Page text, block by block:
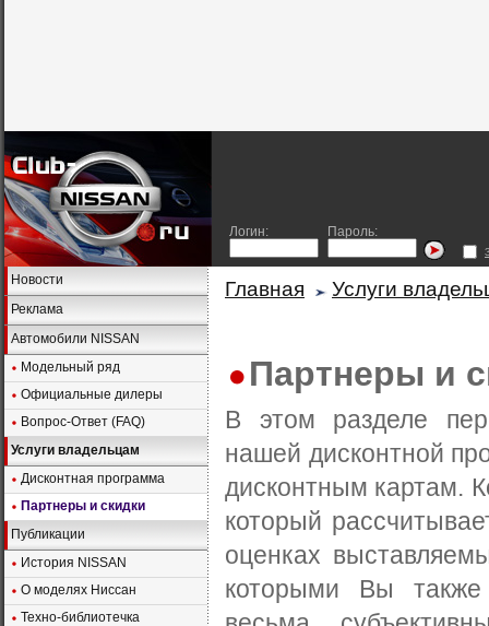
Логин: Пароль:
Новости
Реклама
Автомобили NISSAN
Модельный ряд
Официальные дилеры
Вопрос-Ответ (FAQ)
Услуги владельцам
Дисконтная программа
Партнеры и скидки
Публикации
История NISSAN
О моделях Ниссан
Техно-библиотечка
Главная Услуги
Партнеры и
В этом разделе
нашей дисконтной
дисконтным картам.
который
оценках
которыми Вы